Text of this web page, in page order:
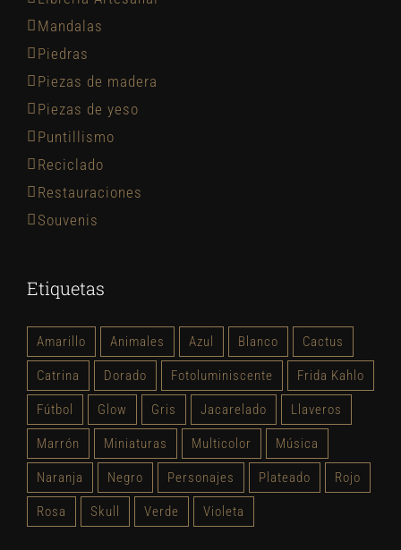
Mandalas
Piedras
Piezas de madera
Piezas de yeso
Puntillismo
Reciclado
Restauraciones
Souvenis
Etiquetas
Amarillo Animales Azul Blanco Cactus
Catrina Dorado Fotoluminiscente Frida Kahlo
Fútbol Glow Gris Jacarelado Llaveros
Marrón Miniaturas Multicolor Música
Naranja Negro Personajes Plateado Rojo
Rosa Skull Verde Violeta